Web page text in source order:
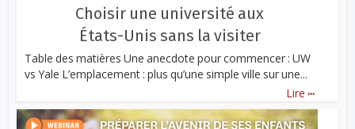
Choisir une université aux
États-Unis sans la visiter
Table des matières Une anecdote pour commencer : UW
vs Yale L’emplacement : plus qu’une simple ville sur une...
Lire ...